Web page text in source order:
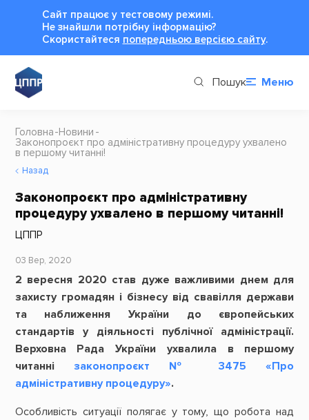
Сайт працює у тестовому режимі.
Не знайшли потрібну інформацію?
Cкористайтеся попередньою версією сайту.
Пошук Меню
Головна Новини
Законопроєкт про адміністративну процедуру ухвалено
в першому читанні!
Назад
Законопроєкт про адміністративну
процедуру ухвалено в першому читанні!
ЦППР
03 Вер, 2020
2 вересня 2020 став дуже важливими днем для
захисту громадян і бізнесу від свавілля держави
та наближення України до європейських
стандартів у діяльності публічної адміністрації.
Верховна Рада України ухвалила в першому
читанні законопроєкт № 3475 «Про
адміністративну процедуру».
Особливість ситуації полягає у тому, що робота над